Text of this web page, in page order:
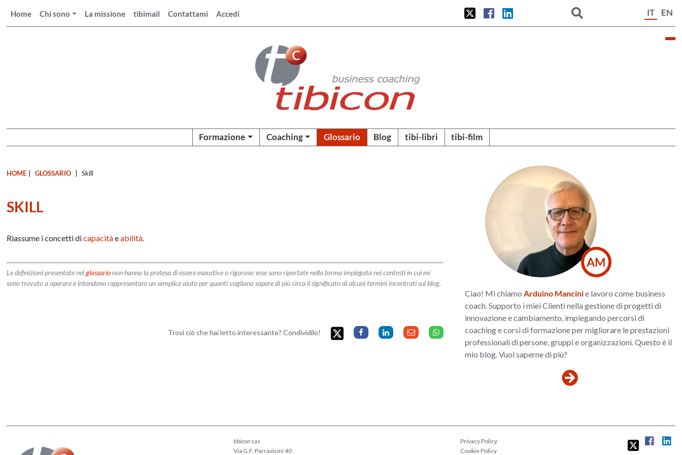
Home Chi sono La missione tibimail Contattami Accedi IT EN
Formazione Coaching Glossario Blog tibi-libri tibi-film
HOME GLOSSARIO Skill
SKILL
Riassume i concetti dicapacitàeabilità.
Le definizioni presentate nelglossarionon hanno la pretesa di essere esaustive o rigorose: esse sono riportate nella forma impiegata nei contesti in cui mi
sono trovato a operare e intendono rappresentare un semplice aiuto per quanti vogliano sapere di più circa il significato di alcuni termini incontrati sul blog.
Trovi ciò che hai letto interessante? Condividilo!
AM
Ciao! Mi chiamo Arduino Mancinie lavoro come business
coach. Supporto i miei Clienti nella gestione di progetti di
innovazione e cambiamento, impiegando percorsi di
coaching e corsi di formazione per migliorare le prestazioni
professionali di persone, gruppi e organizzazioni. Questo è il
mio blog. Vuoi saperne di più?
tibiconsas
Via G.F. Parravicini 40
Privacy Policy
Cookie Policy